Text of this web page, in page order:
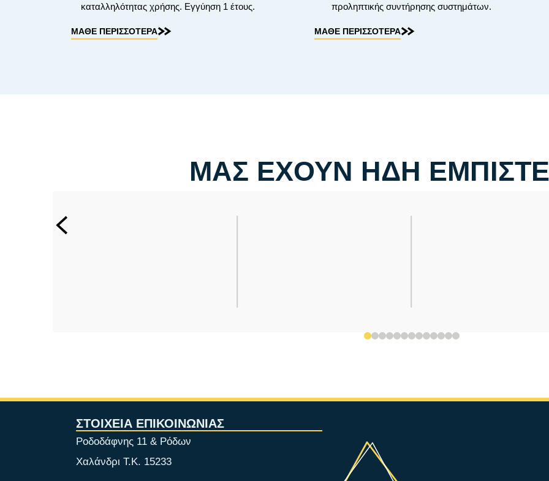
καταλληλότητας χρήσης. Εγγύηση 1 έτους.
ΜΑΘΕ ΠΕΡΙΣΣΟΤΕΡΑ
προληπτικής συντήρησης συστημάτων.
ΜΑΘΕ ΠΕΡΙΣΣΟΤΕΡΑ
ΜΑΣ ΕΧΟΥΝ ΗΔΗ
ΣΤΟΙΧΕΙΑ ΕΠΙΚΟΙΝΩΝΙΑΣ
Ροδοδάφνης 11 & Ρόδων
Χαλάνδρι Τ.Κ. 15233